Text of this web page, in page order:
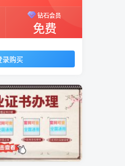
钻石会员
免费
录购买